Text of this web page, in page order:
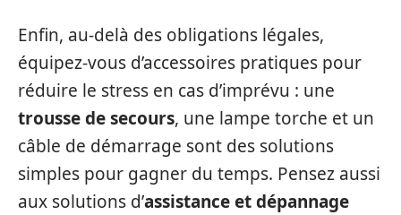
Enfin, au-delà des obligations légales,
équipez-vous d’accessoires pratiques pour
réduire le stress en cas d’imprévu : une
trousse de secours, une lampe torche et un
câble de démarrage sont des solutions
simples pour gagner du temps. Pensez aussi
aux solutions d’assistance et dépannage